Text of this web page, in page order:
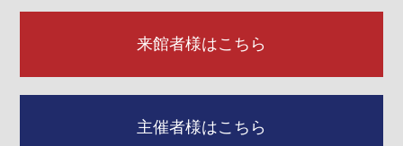
来館者様はこちら
主催者様はこちら